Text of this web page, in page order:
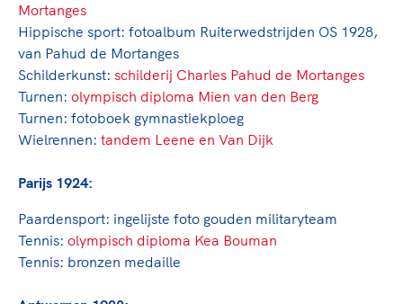
Mortanges
Hippische sport: fotoalbum Ruiterwedstrijden OS 1928,
van Pahud de Mortanges
Schilderkunst: schilderij Charles Pahud de Mortanges
Turnen: olympisch diploma Mien van den Berg
Turnen: fotoboek gymnastiekploeg
Wielrennen: tandem Leene en Van Dijk
Parijs 1924:
Paardensport: ingelijste foto gouden militaryteam
Tennis: olympisch diploma Kea Bouman
Tennis: bronzen medaille